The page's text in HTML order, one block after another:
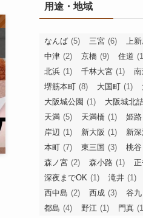
用途・地域
なんば (5) 三宮 (6) 上
中津 (2) 京橋 (9) 住道
北浜 (1) 千林大宮 (1)
堺筋本町 (8) 大国町 (1)
大阪城公園 (1) 大阪城北
天満 (5) 天満橋 (1) 姫路
岸辺 (1) 新大阪 (1) 新深
本町 (7) 東三国 (3) 桃谷
森ノ宮 (2) 森小路 (1) 正
深夜までOK (1) 滝井 (1)
西中島 (2) 西成 (3) 谷九
都島 (4) 野江 (1) 門真